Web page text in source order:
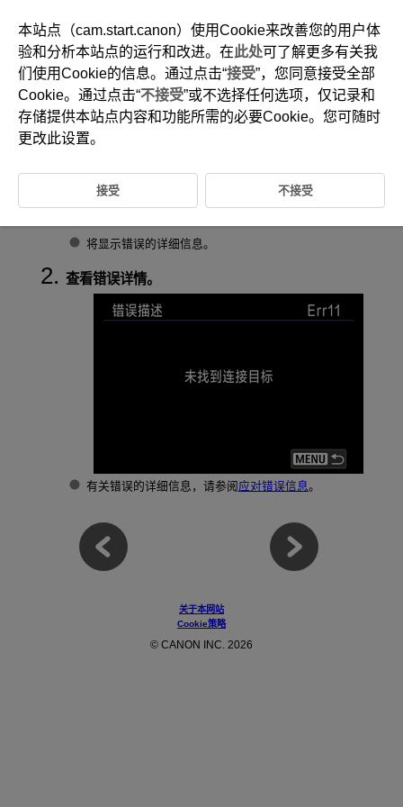
D388-187
错误详情
将显示错误的详细信息。
查看错误详情。
有关错误的详细信息，请参阅应对错误信息。
关于本网站
Cookie策略
© CANON INC. 2026
本站点（cam.start.canon）使用Cookie来改善您的用户体
验和分析本站点的运行和改进。在此处可了解更多有关我
们使用Cookie的信息。通过点击“接受”，您同意接受全部
Cookie。通过点击“不接受”或不选择任何选项，仅记录和
存储提供本站点内容和功能所需的必要Cookie。您可随时
更改此设置。
接受 不接受